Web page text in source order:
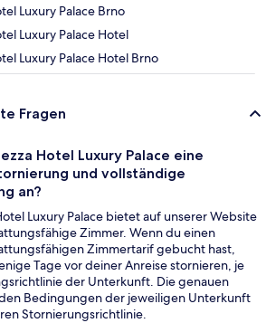
Luxury Palace Brno
Luxury Palace Hotel
Luxury Palace Hotel Brno
Fragen
Hotel Luxury Palace eine
und vollständige
an?
Luxury Palace bietet auf unserer Website
Zimmer. Wenn du einen
Zimmertarif gebucht hast,
Tage vor deiner Anreise stornieren, je
der Unterkunft. Die genauen
Bedingungen der jeweiligen Unterkunft
Stornierungsrichtlinie.